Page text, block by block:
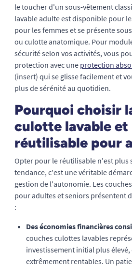
le toucher d'un sous-vêtement
lavable adulte est disponible pour
pour les femmes et se présente
ou culotte anatomique. Pour
sécurité selon vos activités, vous
protection avec une protection
(insert) qui se glisse facilement et
plus de sérénité au quotidien.
Pourquoi choisir
culotte lavable et
réutilisable pour
Opter pour le réutilisable n'est plus
tendance, c'est une véritable
gestion de l'autonomie. Les
pour adultes et seniors présentent
:
Des économies financières
couches culottes lavables
investissement initial plus
extrêmement rentables. Un